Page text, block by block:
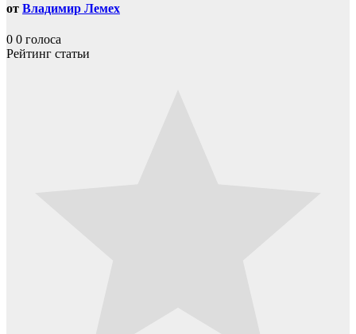
от Владимир Лемех
0 0 голоса
Рейтинг статьи